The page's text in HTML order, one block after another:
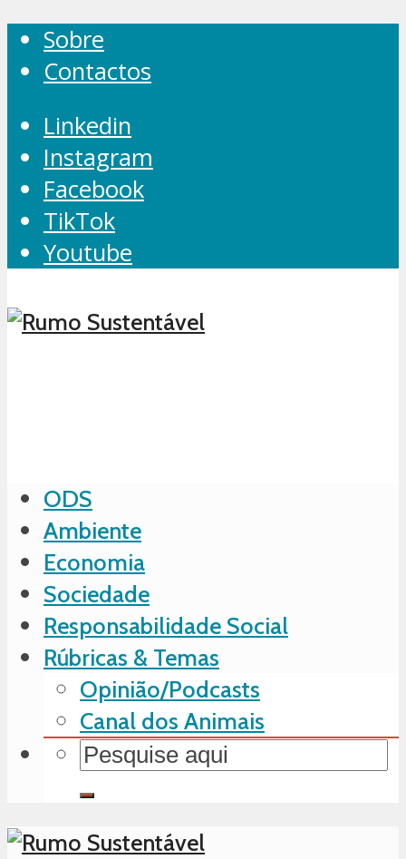
Sobre
Contactos
Linkedin
Instagram
Facebook
TikTok
Youtube
ODS
Ambiente
Economia
Sociedade
Responsabilidade Social
Rúbricas & Temas
Opinião/Podcasts
Canal dos Animais